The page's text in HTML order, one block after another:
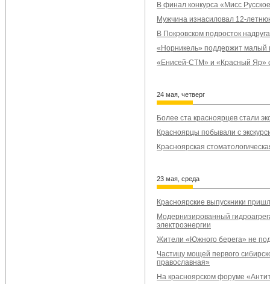
В финал конкурса «Мисс
Мужчина изнасиловал 12-
В Покровском подросток
«Норникель» поддержит малый
«Енисей-СТМ» и «Красный Яр»
24 мая, четверг
Более ста красноярцев стали
Красноярцы побывали с
Красноярская
23 мая, среда
Красноярские выпускники
Модернизированный
электроэнергии
Жители «Южного берега» не
Частицу мощей первого
православная»
На красноярском форуме